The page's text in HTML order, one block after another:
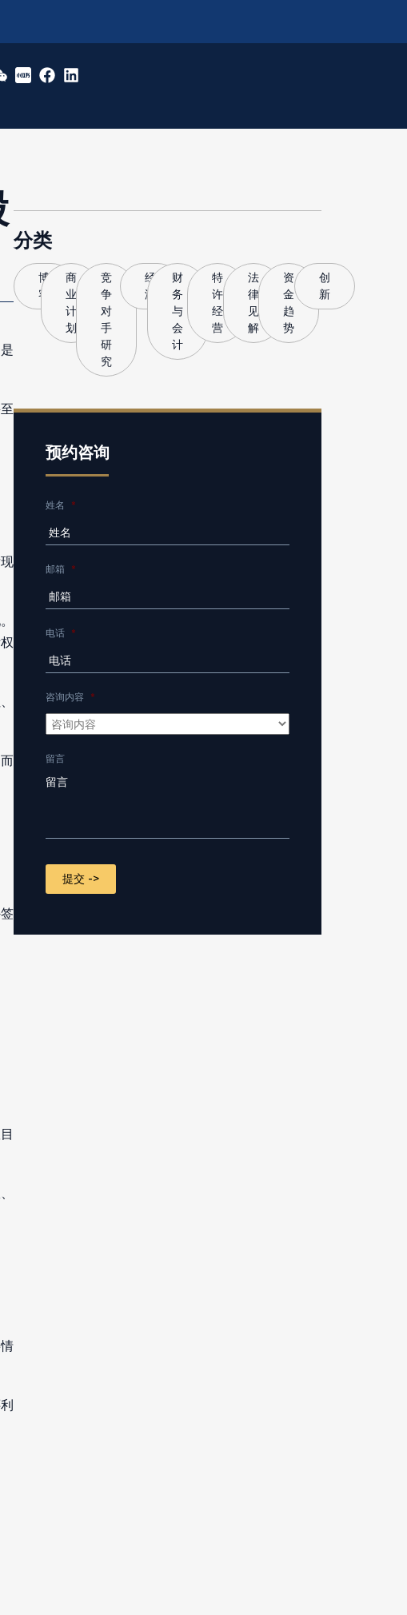
分类
博
客
商
业
计
划
竞
争
对
手
研
究
经
济
财
务
与
会
计
特
许
经
营
法
律
见
解
资
金
趋
势
创
新
预约咨询
姓名 *
邮箱 *
电话 *
咨询内容 *
留言